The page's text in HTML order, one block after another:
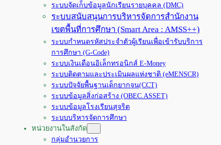
ระบบจัดเก็บข้อมูลนักเรียนรายบุคคล (DMC)
ระบบสนับสนุนการบริหารจัดการสำนักงาน
เขตพื้นที่การศึกษา (Smart Area : AMSS++)
ระบบกำหนดรหัสประจำตัวผู้เรียนเพื่อเข้ารับบริการ
การศึกษา (G-Code)
ระบบเงินเดือนอิเล็กทรอนิกส์ E-Money
ระบบติดตามและประเมินผลแห่งชาติ (eMENSCR)
ระบบปัจจัยพื้นฐานเด็กยากจน(CCT)
ระบบข้อมูลสิ่งก่อสร้าง (OBEC.ASSET)
ระบบข้อมูลโรงเรียนสุจริต
ระบบบริหารจัดการศึกษา
หน่วยงานในสังกัด
กลุ่มอำนวยการ